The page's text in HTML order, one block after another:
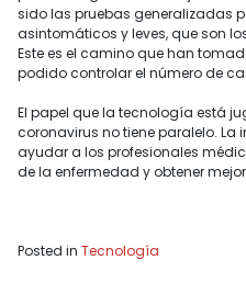
sido las pruebas generalizadas
asintomáticos y leves, que son
Este es el camino que han
podido controlar el número de
El papel que la tecnología está
coronavirus no tiene paralelo.
ayudar a los profesionales
de la enfermedad y obtener
Posted in Tecnología